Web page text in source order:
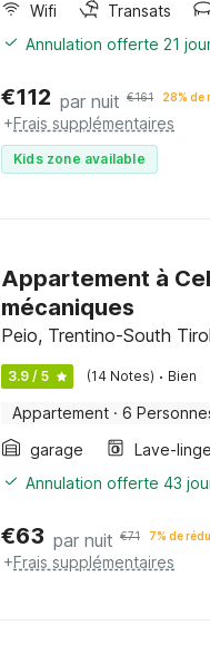
Wifi
Transats
Annulation offerte 21
€112 par nuit €161 28% de
+Frais supplémentaires
Kids zone available
Appartement à
mécaniques
Peio, Trentino-South
3.9 / 5 (14 Notes) · Bien
Appartement · 6
garage
Lave-linge
Annulation offerte 43
€63 par nuit €71 7% de
+Frais supplémentaires